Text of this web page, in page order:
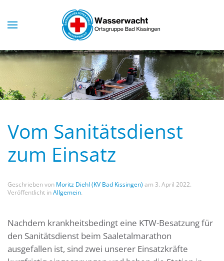
Skip to main content
Vom Sanitätsdienst
zum Einsatz
Geschrieben von Moritz Diehl (KV Bad Kissingen) am 3. April 2022.
Veröffentlicht inAllgemein.
Nachdem krankheitsbedingt eine KTW-Besatzung für
den Sanitätsdienst beim Saaletalmarathon
ausgefallen ist, sind zwei unserer Einsatzkräfte